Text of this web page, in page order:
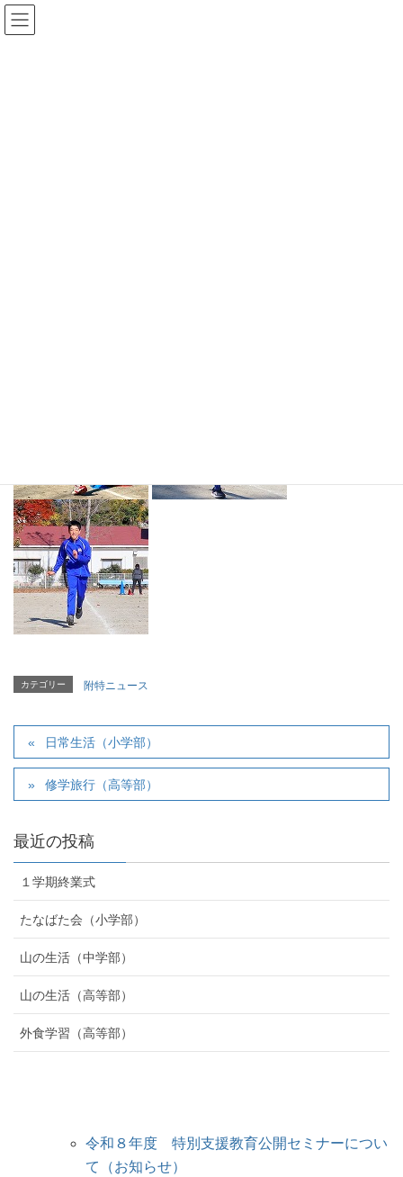
カテゴリー 附特ニュース
日常生活（小学部）
修学旅行（高等部）
最近の投稿
１学期終業式
たなばた会（小学部）
山の生活（中学部）
山の生活（高等部）
外食学習（高等部）
令和８年度 特別支援教育公開セミナーについ
て（お知らせ）